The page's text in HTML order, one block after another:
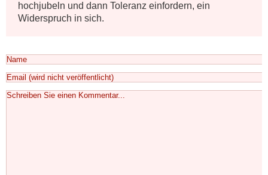
hochjubeln und dann Toleranz einfordern, ein
Widerspruch in sich.